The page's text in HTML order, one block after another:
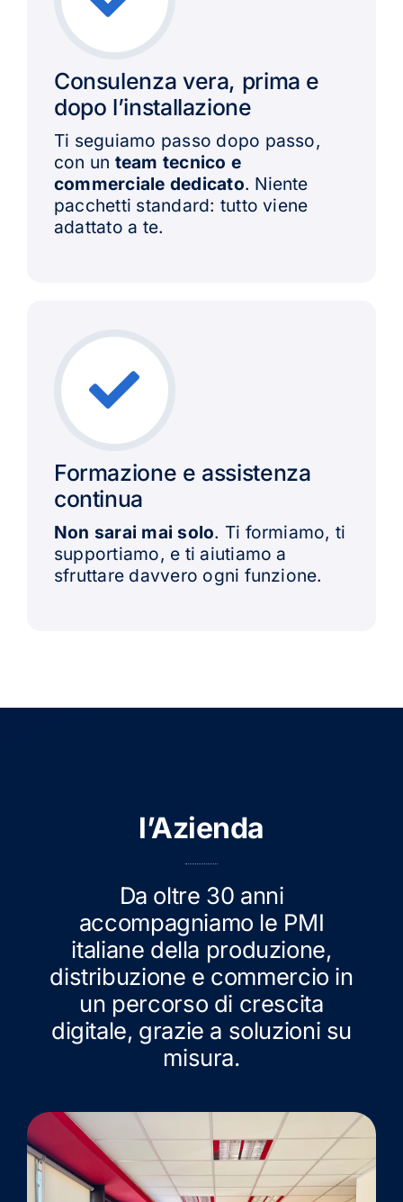
Consulenza vera, prima e
dopo l’installazione
Ti seguiamo passo dopo passo,
con un team tecnico e
commerciale dedicato. Niente
pacchetti standard: tutto viene
adattato a te.
Formazione e assistenza
continua
Non sarai mai solo. Ti formiamo, ti
supportiamo, e ti aiutiamo a
sfruttare davvero ogni funzione.
l’Azienda
Da oltre 30 anni
accompagniamo le PMI
italiane della produzione,
distribuzione e commercio in
un percorso di crescita
digitale, grazie a soluzioni su
misura.